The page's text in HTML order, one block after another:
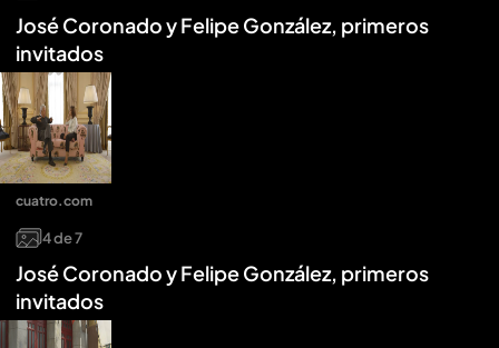
José Coronado y Felipe González, primeros
invitados
4de7
José Coronado y Felipe González, primeros
invitados
cuatro.com